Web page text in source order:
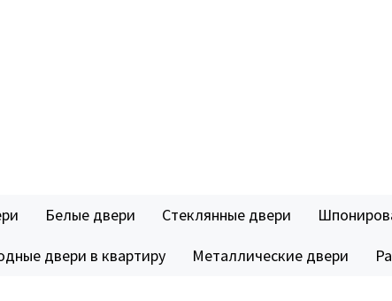
Белые двери Стеклянные двери
двери в квартиру Металлические двери